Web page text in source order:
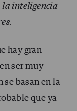
la inteligencia
hay gran
ser muy
se basan en la
que ya